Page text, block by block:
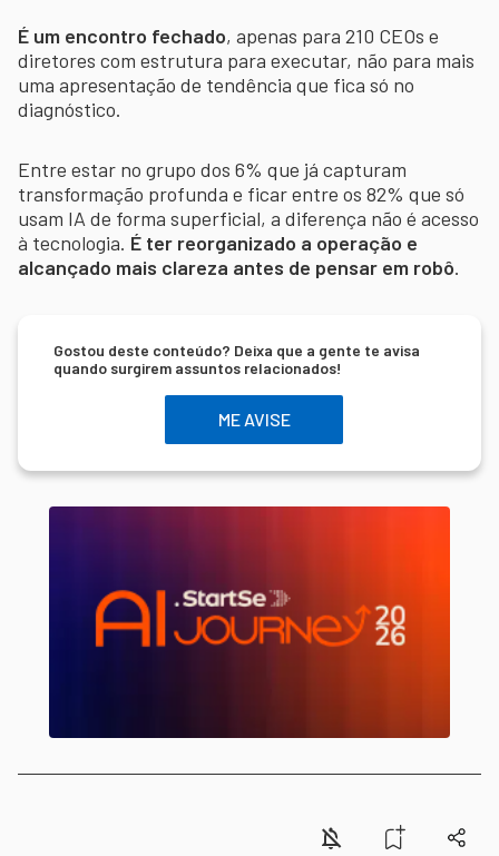
É um encontro fechado, apenas para 210 CEOs e
diretores com estrutura para executar, não para mais
uma apresentação de tendência que fica só no
diagnóstico.
Entre estar no grupo dos 6% que já capturam
transformação profunda e ficar entre os 82% que só
usam IA de forma superficial, a diferença não é acesso
à tecnologia. É ter reorganizado a operação e
alcançado mais clareza antes de pensar em robô.
Gostou deste conteúdo? Deixa que a gente te avisa
quando surgirem assuntos relacionados!
ME AVISE